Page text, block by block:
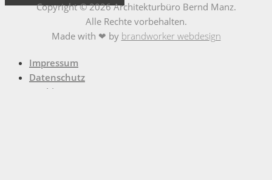
Copyright © 2026 Architekturbüro Bernd Manz.
Alle Rechte vorbehalten.
Made with ❤ by brandworker webdesign
Impressum
Datenschutz
Cookies